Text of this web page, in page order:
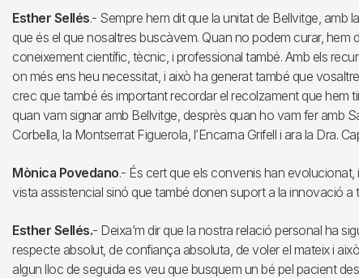
Esther Sellés.- Sempre hem dit que la unitat de Bellvitge, amb
que és el que nosaltres buscàvem. Quan no podem curar, hem
coneixement científic, tècnic, i professional també. Amb els
on més ens heu necessitat, i això ha generat també que
crec que també és important recordar el recolzament que hem
quan vam signar amb Bellvitge, desprès quan ho vam fer amb
Corbella, la Montserrat Figuerola, l’Encarna Grifell i ara la Dra.
Mònica Povedano.- És cert que els convenis han
vista assistencial sinó que també donen suport a la innovació
Esther Sellés.- Deixa’m dir que la nostra relació personal ha
respecte absolut, de confiança absoluta, de voler el mateix i
algun lloc de seguida es veu que busquem un bé pel pacient